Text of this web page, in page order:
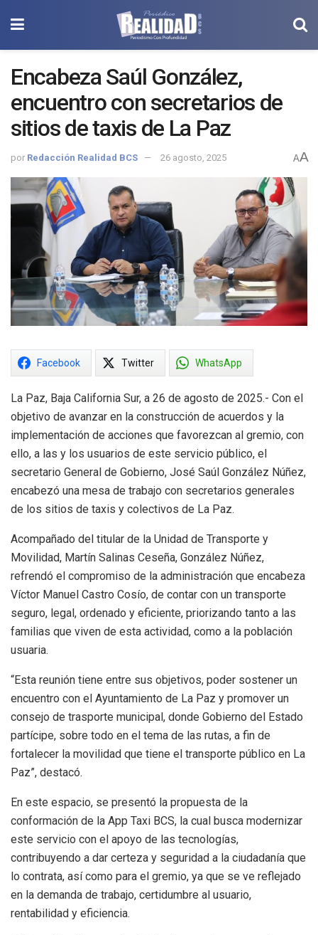
Encabeza Saúl González,
encuentro con secretarios de
sitios de taxis de La Paz
por Redacción Realidad BCS 26 agosto, 2025 AA
Facebook Twitter WhatsApp
La Paz, Baja California Sur, a 26 de agosto de 2025.- Con el
objetivo de avanzar en la construcción de acuerdos y la
implementación de acciones que favorezcan al gremio, con
ello, a las y los usuarios de este servicio público, el
secretario General de Gobierno, José Saúl González Núñez,
encabezó una mesa de trabajo con secretarios generales
de los sitios de taxis y colectivos de La Paz.
Acompañado del titular de la Unidad de Transporte y
Movilidad, Martín Salinas Ceseña, González Núñez,
refrendó el compromiso de la administración que encabeza
Víctor Manuel Castro Cosío, de contar con un transporte
seguro, legal, ordenado y eficiente, priorizando tanto a las
familias que viven de esta actividad, como a la población
usuaria.
“Esta reunión tiene entre sus objetivos, poder sostener un
encuentro con el Ayuntamiento de La Paz y promover un
consejo de trasporte municipal, donde Gobierno del Estado
partícipe, sobre todo en el tema de las rutas, a fin de
fortalecer la movilidad que tiene el transporte público en La
Paz”, destacó.
En este espacio, se presentó la propuesta de la
conformación de la App Taxi BCS, la cual busca modernizar
este servicio con el apoyo de las tecnologías,
contribuyendo a dar certeza y seguridad a la ciudadanía que
lo contrata, así como para el gremio, ya que se ve reflejado
en la demanda de trabajo, certidumbre al usuario,
rentabilidad y eficiencia.